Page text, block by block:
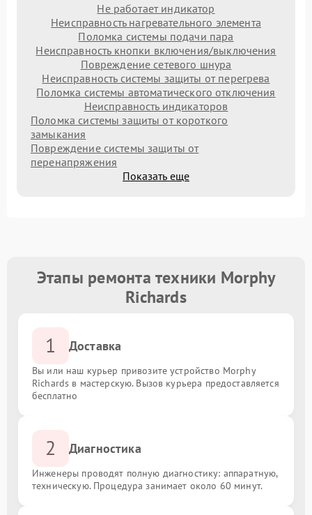
Не работает индикатор
Неисправность нагревательного элемента
Поломка системы подачи пара
Неисправность кнопки включения/выключения
Повреждение сетевого шнура
Неисправность системы защиты от перегрева
Поломка системы автоматического отключения
Неисправность индикаторов
Поломка системы защиты от короткого
замыкания
Повреждение системы защиты от
перенапряжения
Показать еще
Этапы ремонта техники Morphy
Richards
1 Доставка
Вы или наш курьер привозите устройство Morphy
Richards в мастерскую. Вызов курьера предоставляется
бесплатно
2 Диагностика
Инженеры проводят полную диагностику: аппаратную,
техническую. Процедура занимает около 60 минут.